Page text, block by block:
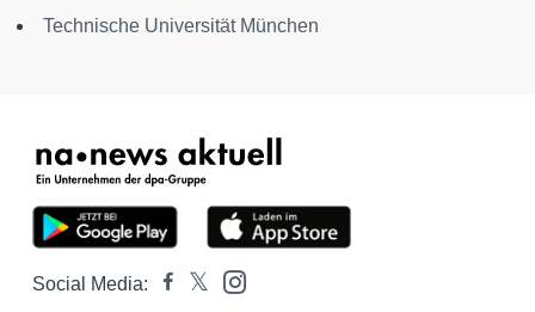
Technische Universität München
Social Media: